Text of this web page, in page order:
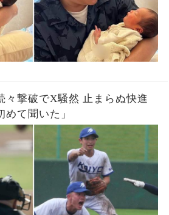
X騒然 止まらぬ快進
て聞いた」